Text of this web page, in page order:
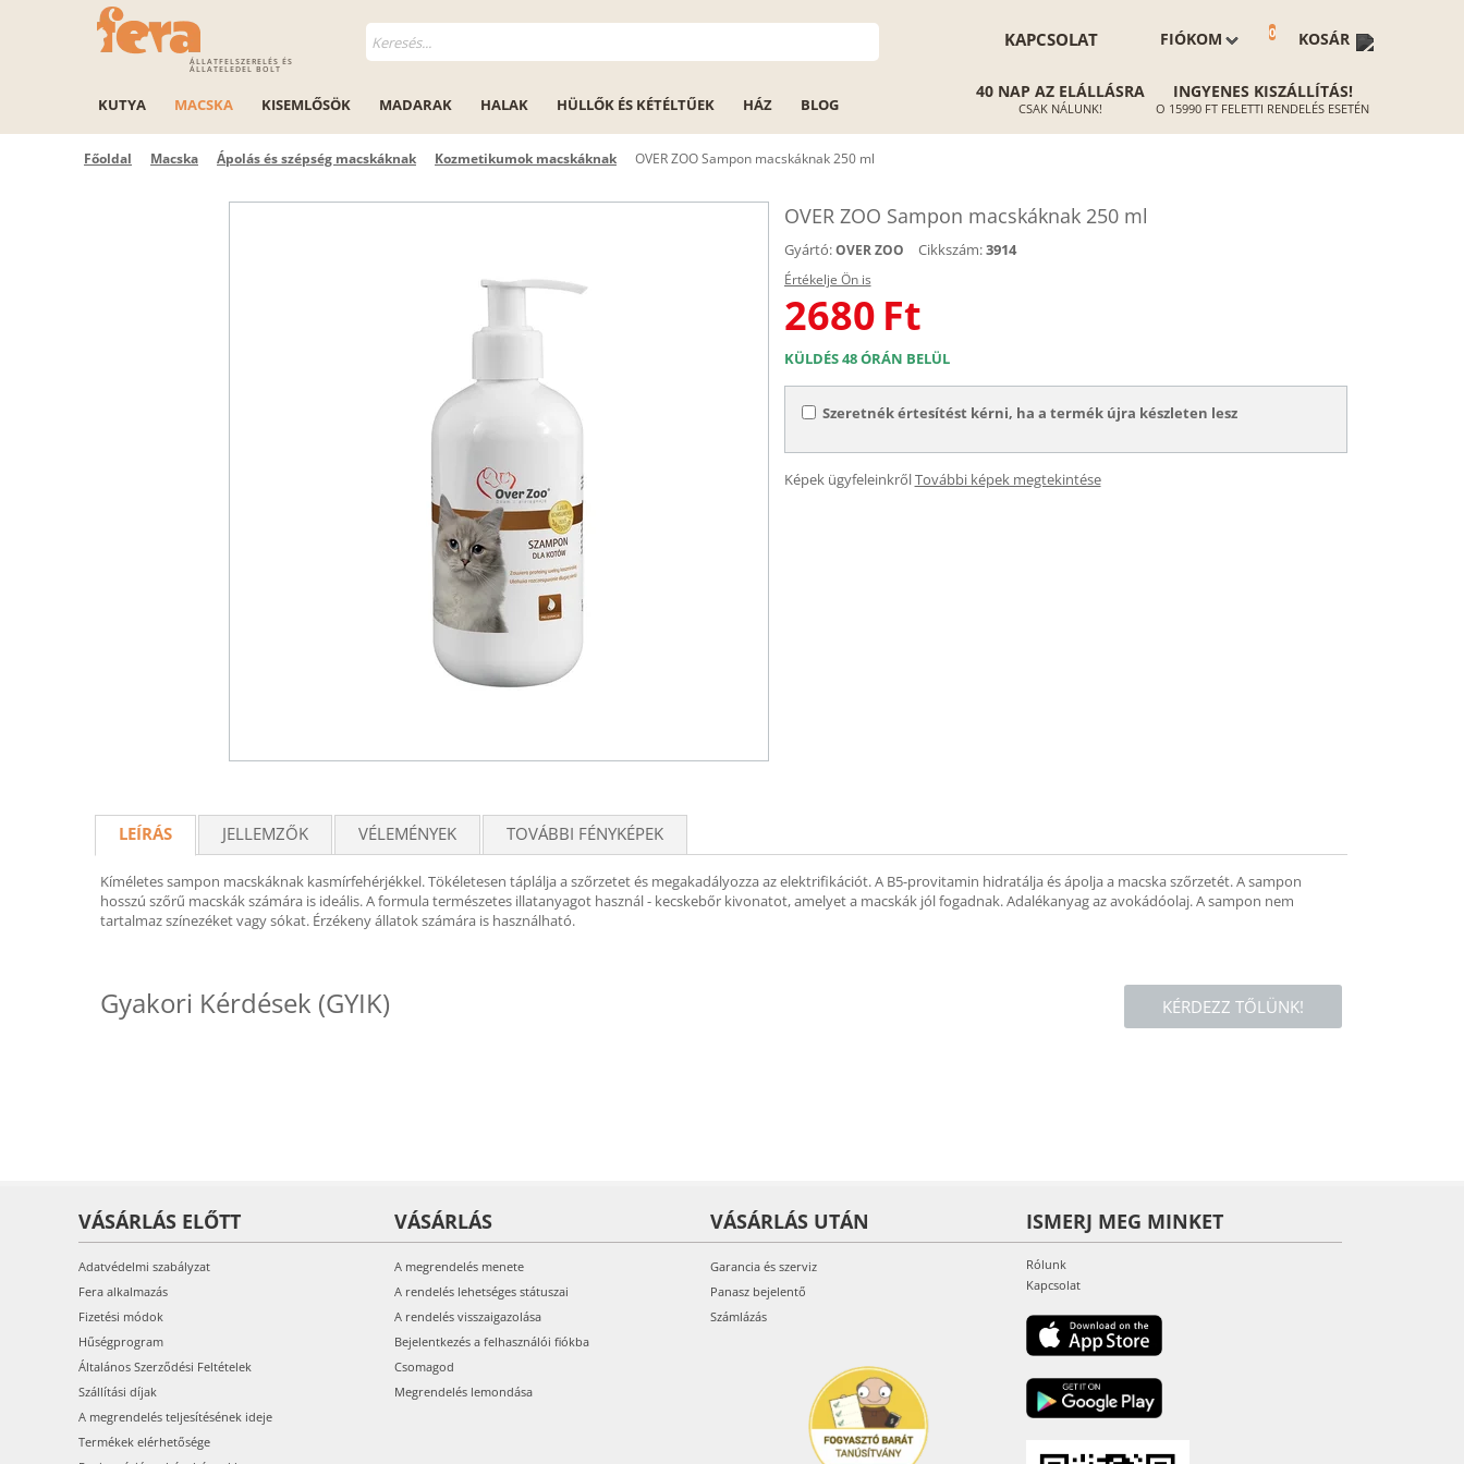
ÁLLATFELSZERELÉS ÉS
ÁLLATELEDEL BOLT
KOSÁR
0
FIÓKOM
KAPCSOLAT
KUTYA MACSKA KISEMLŐSÖK MADARAK HALAK HÜLLŐK ÉS KÉTÉLTŰEK HÁZ BLOG
40 NAP AZ ELÁLLÁSRA
CSAK NÁLUNK!
INGYENES KISZÁLLÍTÁS!
O 15990 FT FELETTI RENDELÉS ESETÉN
Főoldal Macska Ápolás és szépség macskáknak Kozmetikumok macskáknak OVER ZOO Sampon macskáknak 250 ml
OVER ZOO Sampon macskáknak 250 ml
Gyártó: OVER ZOO Cikkszám:3914
Értékelje Ön is
2680 Ft
KÜLDÉS 48 ÓRÁN BELÜL
Szeretnék értesítést kérni, ha a termék újra készleten lesz
Képek ügyfeleinkrőlTovábbi képek megtekintése
LEÍRÁS JELLEMZŐK VÉLEMÉNYEK TOVÁBBI FÉNYKÉPEK
Kíméletes sampon macskáknak kasmírfehérjékkel. Tökéletesen táplálja a szőrzetet és megakadályozza az elektrifikációt. A B5-provitamin hidratálja és ápolja a macska szőrzetét. A sampon
hosszú szőrű macskák számára is ideális. A formula természetes illatanyagot használ - kecskebőr kivonatot, amelyet a macskák jól fogadnak. Adalékanyag az avokádóolaj. A sampon nem
tartalmaz színezéket vagy sókat. Érzékeny állatok számára is használható.
KÉRDEZZ TŐLÜNK!
Gyakori Kérdések (GYIK)
VÁSÁRLÁS ELŐTT
Adatvédelmi szabályzat
Fera alkalmazás
Fizetési módok
Hűségprogram
Általános Szerződési Feltételek
Szállítási díjak
A megrendelés teljesítésének ideje
Termékek elérhetősége
VÁSÁRLÁS
A megrendelés menete
A rendelés lehetséges státuszai
A rendelés visszaigazolása
Bejelentkezés a felhasználói fiókba
Csomagod
Megrendelés lemondása
VÁSÁRLÁS UTÁN
Garancia és szerviz
Panasz bejelentő
Számlázás
ISMERJ MEG MINKET
Rólunk
Kapcsolat